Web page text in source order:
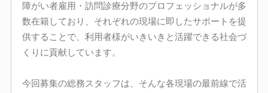
障がい者雇用・訪問診療分野のプロフェッショナルが多
数在籍しており、それぞれの現場に即したサポートを提
供することで、利用者様がいきいきと活躍できる社会づ
くりに貢献しています。
今回募集の総務スタッフは、そんな各現場の最前線で活